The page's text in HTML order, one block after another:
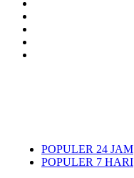
POPULER 24 JAM
POPULER 7 HARI